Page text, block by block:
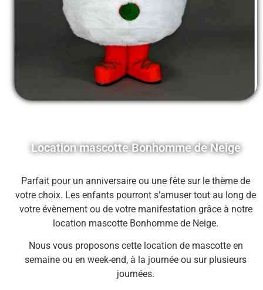
Location mascotte Bonhomme de Neige
Parfait pour un anniversaire ou une fête sur le thème de
votre choix. Les enfants pourront s’amuser tout au long de
votre évènement ou de votre manifestation grâce à notre
location mascotte Bonhomme de Neige.
Nous vous proposons cette location de mascotte en
semaine ou en week-end, à la journée ou sur plusieurs
journées.